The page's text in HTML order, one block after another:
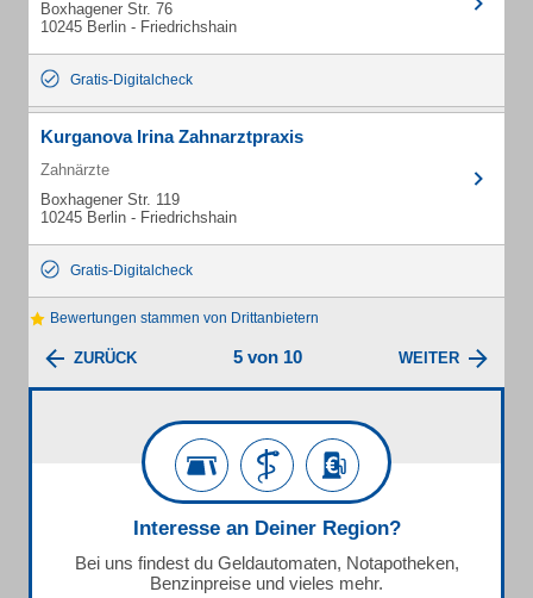
Boxhagener Str. 76
10245 Berlin - Friedrichshain
Gratis-Digitalcheck
Kurganova Irina Zahnarztpraxis
Zahnärzte
Boxhagener Str. 119
10245 Berlin - Friedrichshain
Gratis-Digitalcheck
Bewertungen stammen von Drittanbietern
ZURÜCK 5 von 10 WEITER
Interesse an Deiner Region?
Bei uns findest du Geldautomaten, Notapotheken,
Benzinpreise und vieles mehr.